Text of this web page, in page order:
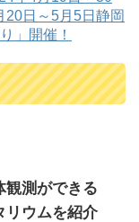
20日～5月5日静岡
」開催！
観測ができる
リウムを紹介